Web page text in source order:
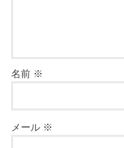
名前 ※
メール ※